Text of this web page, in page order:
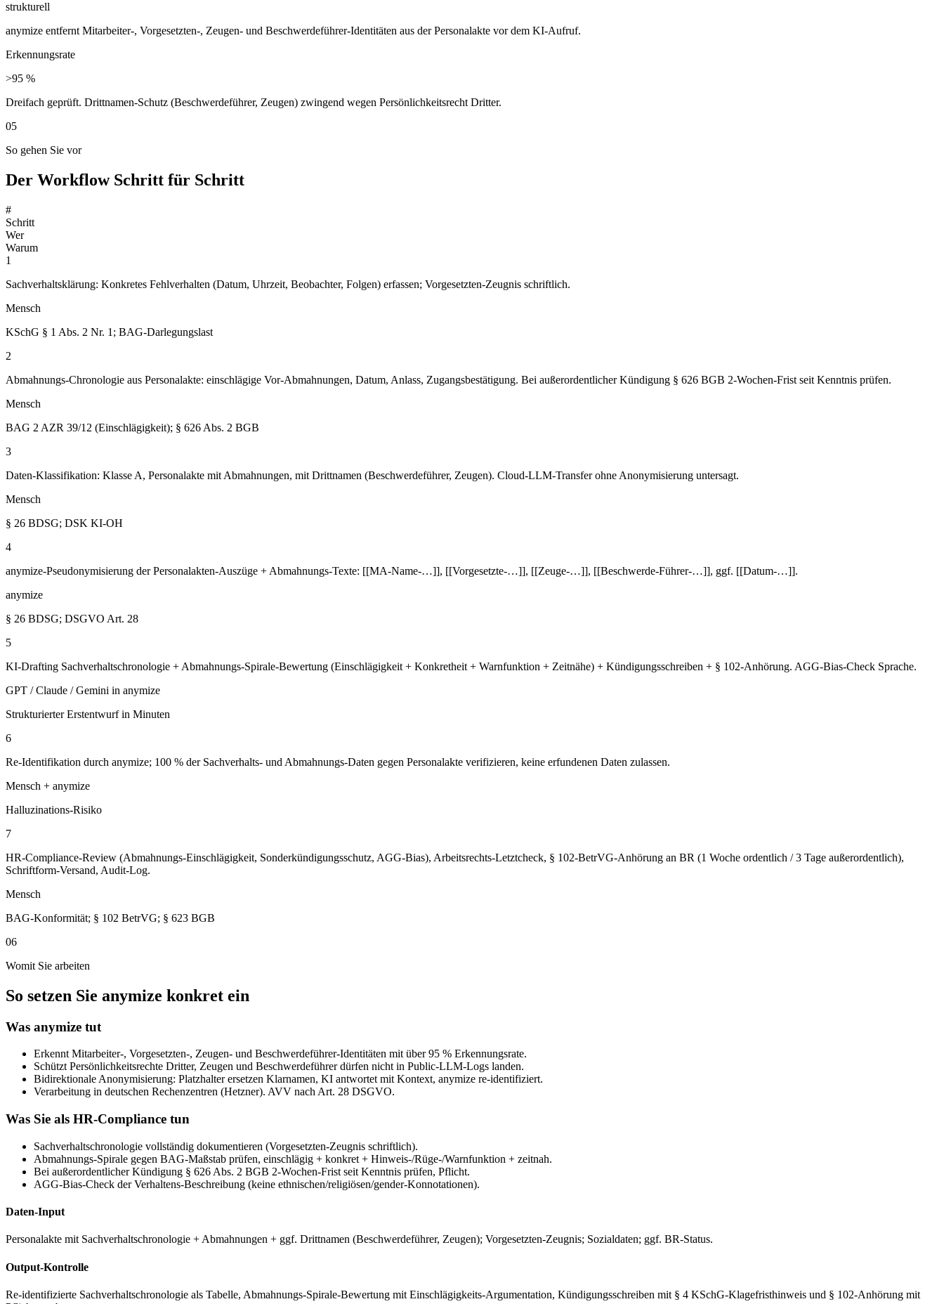
strukturell
anymize entfernt Mitarbeiter-, Vorgesetzten-, Zeugen- und Beschwerdeführer-Identitäten aus der Personalakte vor dem KI-Aufruf.
Erkennungsrate
>95 %
Dreifach geprüft. Drittnamen-Schutz (Beschwerdeführer, Zeugen) zwingend wegen Persönlichkeitsrecht Dritter.
05
So gehen Sie vor
Der Workflow Schritt für Schritt
#
Schritt
Wer
Warum
1
Sachverhaltsklärung: Konkretes Fehlverhalten (Datum, Uhrzeit, Beobachter, Folgen) erfassen; Vorgesetzten-Zeugnis schriftlich.
Mensch
KSchG § 1 Abs. 2 Nr. 1; BAG-Darlegungslast
2
Abmahnungs-Chronologie aus Personalakte: einschlägige Vor-Abmahnungen, Datum, Anlass, Zugangsbestätigung. Bei außerordentlicher Kündigung § 626 BGB 2-Wochen-Frist seit Kenntnis prüfen.
Mensch
BAG 2 AZR 39/12 (Einschlägigkeit); § 626 Abs. 2 BGB
3
Daten-Klassifikation: Klasse A, Personalakte mit Abmahnungen, mit Drittnamen (Beschwerdeführer, Zeugen). Cloud-LLM-Transfer ohne Anonymisierung untersagt.
Mensch
§ 26 BDSG; DSK KI-OH
4
anymize-Pseudonymisierung der Personalakten-Auszüge + Abmahnungs-Texte: [[MA-Name-…]], [[Vorgesetzte-…]], [[Zeuge-…]], [[Beschwerde-Führer-…]], ggf. [[Datum-…]].
anymize
§ 26 BDSG; DSGVO Art. 28
5
KI-Drafting Sachverhaltschronologie + Abmahnungs-Spirale-Bewertung (Einschlägigkeit + Konkretheit + Warnfunktion + Zeitnähe) + Kündigungsschreiben + § 102-Anhörung. AGG-Bias-Check Sprache.
GPT / Claude / Gemini in anymize
Strukturierter Erstentwurf in Minuten
6
Re-Identifikation durch anymize; 100 % der Sachverhalts- und Abmahnungs-Daten gegen Personalakte verifizieren, keine erfundenen Daten zulassen.
Mensch + anymize
Halluzinations-Risiko
7
HR-Compliance-Review (Abmahnungs-Einschlägigkeit, Sonderkündigungsschutz, AGG-Bias), Arbeitsrechts-Letztcheck, § 102-BetrVG-Anhörung an BR (1 Woche ordentlich / 3 Tage außerordentlich),
Schriftform-Versand, Audit-Log.
Mensch
BAG-Konformität; § 102 BetrVG; § 623 BGB
06
Womit Sie arbeiten
So setzen Sie anymize konkret ein
Was anymize tut
Erkennt Mitarbeiter-, Vorgesetzten-, Zeugen- und Beschwerdeführer-Identitäten mit über 95 % Erkennungsrate.
Schützt Persönlichkeitsrechte Dritter, Zeugen und Beschwerdeführer dürfen nicht in Public-LLM-Logs landen.
Bidirektionale Anonymisierung: Platzhalter ersetzen Klarnamen, KI antwortet mit Kontext, anymize re-identifiziert.
Verarbeitung in deutschen Rechenzentren (Hetzner). AVV nach Art. 28 DSGVO.
Was Sie als HR-Compliance tun
Sachverhaltschronologie vollständig dokumentieren (Vorgesetzten-Zeugnis schriftlich).
Abmahnungs-Spirale gegen BAG-Maßstab prüfen, einschlägig + konkret + Hinweis-/Rüge-/Warnfunktion + zeitnah.
Bei außerordentlicher Kündigung § 626 Abs. 2 BGB 2-Wochen-Frist seit Kenntnis prüfen, Pflicht.
AGG-Bias-Check der Verhaltens-Beschreibung (keine ethnischen/religiösen/gender-Konnotationen).
Daten-Input
Personalakte mit Sachverhaltschronologie + Abmahnungen + ggf. Drittnamen (Beschwerdeführer, Zeugen); Vorgesetzten-Zeugnis; Sozialdaten; ggf. BR-Status.
Output-Kontrolle
Re-identifizierte Sachverhaltschronologie als Tabelle, Abmahnungs-Spirale-Bewertung mit Einschlägigkeits-Argumentation, Kündigungsschreiben mit § 4 KSchG-Klagefristhinweis und § 102-Anhörung mit